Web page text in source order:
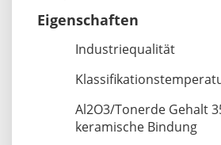
Eigenschaften
Industriequalität
Al2O3/Tonerde Gehalt
keramische Bindung